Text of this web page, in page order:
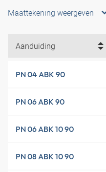
Maattekening weergeven
Aanduiding
PN 04 ABK 90
PN 06 ABK 90
PN 06 ABK 10 90
PN 08 ABK 10 90